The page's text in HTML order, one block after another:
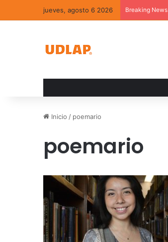
jueves, agosto 6 2026 Breaking News
Inicio / poemario
poemario